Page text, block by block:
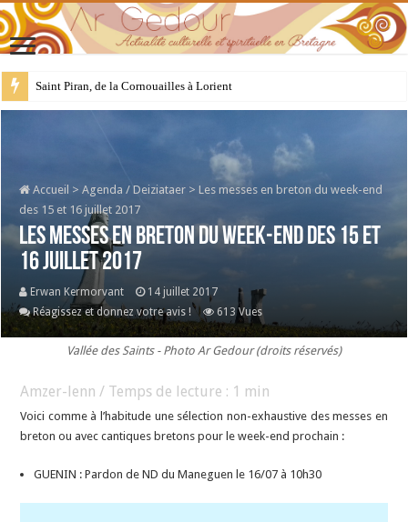
Saint Piran, de la Cornouailles à Lorient
28 juillet : Saint Samson de Dol, père de la Bretagne chrétienne
Accueil > Agenda / Deiziataer > Les messes en breton du week-end
des 15 et 16 juillet 2017
Les messes en breton du week-end des 15 et
16 juillet 2017
Erwan Kermorvant
14 juillet 2017
Réagissez et donnez votre avis !
613 Vues
Vallée des Saints - Photo Ar Gedour (droits réservés)
Amzer-lenn / Temps de lecture : 1 min
Voici comme à l’habitude une sélection non-exhaustive des messes en
breton ou avec cantiques bretons pour le week-end prochain :
GUENIN : Pardon de ND du Maneguen le 16/07 à 10h30